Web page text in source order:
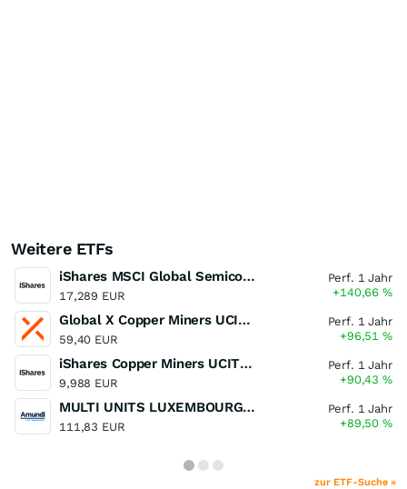
Weitere ETFs
iShares MSCI Global Semiconductors UCITS ETF USD (Acc)
17,289 EUR
Perf. 1 Jahr
+140,66%
Global X Copper Miners UCITS ETF USD Acc
59,40 EUR
Perf. 1 Jahr
+96,51%
iShares Copper Miners UCITS ETF
9,988 EUR
Perf. 1 Jahr
+90,43%
MULTI UNITS LUXEMBOURG - Lyxor MSCI Semiconductors ESG Filtered
111,83 EUR
Perf. 1 Jahr
+89,50%
zur ETF-Suche »